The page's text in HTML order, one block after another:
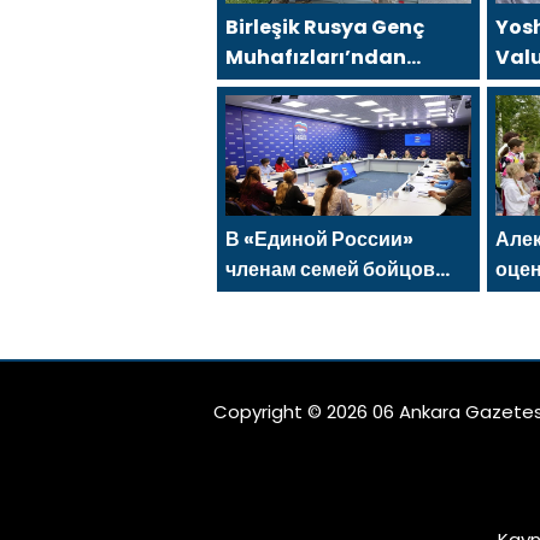
Birleşik Rusya Genç
Muhafızları’ndan
gönüllüler, Ural ve Uzak
Doğu’daki sellerin
sonuçlarını ortadan
kaldırmaya yardımcı
oluyor
В «Единой России»
членам семей бойцов
СВО рассказали о новых
Copyright © 2026 06 Ankara